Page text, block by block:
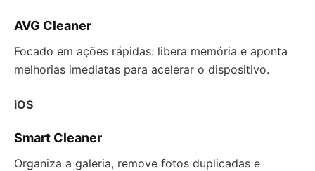
AVG Cleaner
Focado em ações rápidas: libera memória e aponta
melhorias imediatas para acelerar o dispositivo.
iOS
Smart Cleaner
Organiza a galeria, remove fotos duplicadas e